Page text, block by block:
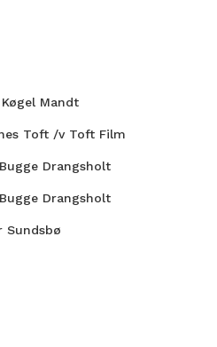
Mandt
Toft /v Toft Film
Drangsholt
Drangsholt
Sundsbø